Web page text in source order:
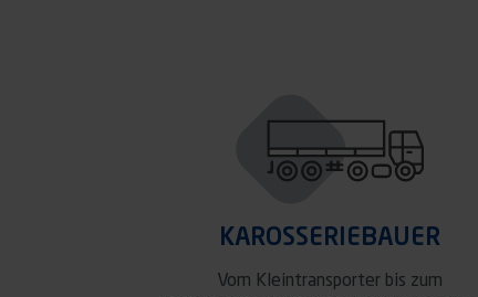
KAROSSERIEBAUER
Vom Kleintransporter bis zum